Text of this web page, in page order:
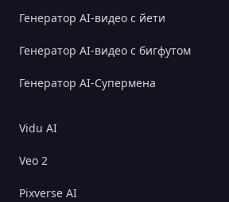
Генератор AI-видео с йети
Генератор AI-видео с бигфутом
Генератор AI-Супермена
Vidu AI
Veo 2
Pixverse AI